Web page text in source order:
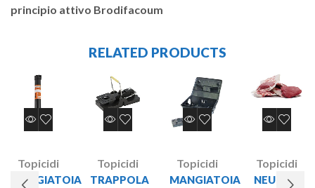
principio attivo Brodifacoum
RELATED PRODUCTS
Topicidi
MANGIATOIA
Topicidi
TRAPPOLA
Topicidi
MANGIATOIA
Topicidi
NEURON